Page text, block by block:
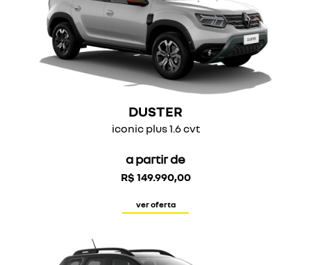
DUSTER
iconic plus 1.6 cvt
a partir de
R$ 149.990,00
ver oferta